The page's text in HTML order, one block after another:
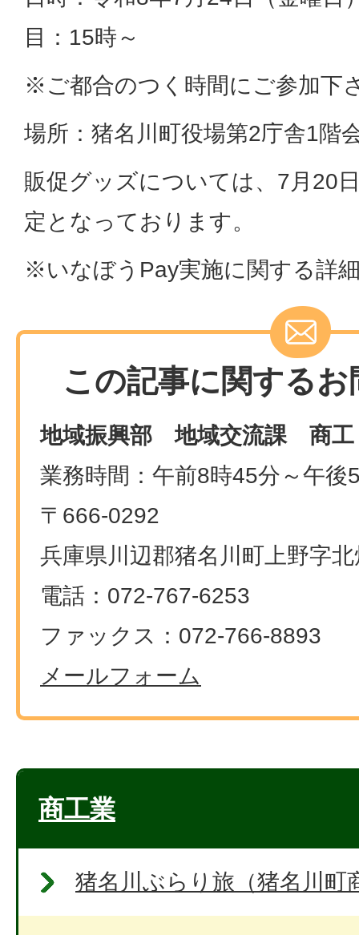
目：15時～
※ご都合のつく時間にご参加下
場所：猪名川町役場第2庁舎1階
販促グッズについては、7月20
定となっております。
※いなぼうPay実施に関する詳
この記事に関する
地域振興部 地域交流課 商工
業務時間：午前8時45分～午後
〒666-0292
兵庫県川辺郡猪名川町上野字
電話：072-767-6253
ファックス：072-766-8893
メールフォーム
商工業
猪名川ぶらり旅（猪名川町